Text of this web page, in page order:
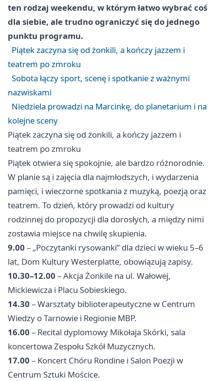
ten rodzaj weekendu, w którym łatwo wybrać coś
dla siebie, ale trudno ograniczyć się do jednego
punktu programu.
Piątek zaczyna się od żonkili, a kończy jazzem i
teatrem po zmroku
Sobota łączy sport, scenę i spotkanie z ważnymi
nazwiskami
Niedziela prowadzi na Marcinkę, do planetarium i na
kolejne sceny
Piątek zaczyna się od żonkili, a kończy jazzem i
teatrem po zmroku
Piątek otwiera się spokojnie, ale bardzo różnorodnie.
W planie są i zajęcia dla najmłodszych, i wydarzenia
pamięci, i wieczorne spotkania z muzyką, poezją oraz
teatrem. To dzień, który prowadzi od kultury
rodzinnej do propozycji dla dorosłych, a między nimi
zostawia miejsce na chwilę skupienia.
9.00 – „Poczytanki rysowanki” dla dzieci w wieku 5–6
lat, Dom Kultury Westerplatte, obowiązują zapisy.
10.30–12.00 – Akcja Żonkile na ul. Wałowej,
Mickiewicza i Placu Sobieskiego.
14.30 – Warsztaty biblioterapeutyczne w Centrum
Wiedzy o Tarnowie i Regionie MBP.
16.00 – Recital dyplomowy Mikołaja Skórki, sala
koncertowa Zespołu Szkół Muzycznych.
17.00 – Koncert Chóru Rondine i Salon Poezji w
Centrum Sztuki Mościce.